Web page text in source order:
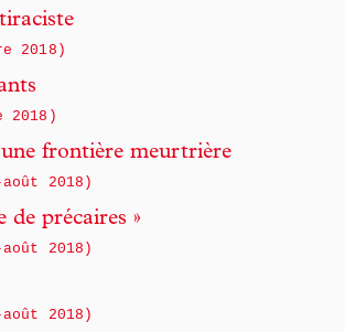
2018)
2018)
frontière meurtrière
2018)
précaires »
2018)
2018)